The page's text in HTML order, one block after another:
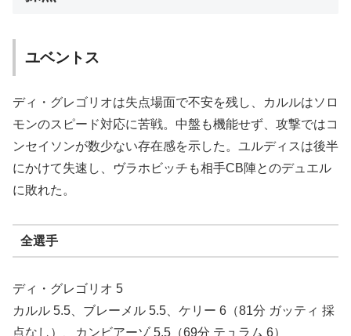
ユベントス
ディ・グレゴリオは失点場面で不安を残し、カルルはソロ
モンのスピード対応に苦戦。中盤も機能せず、攻撃ではコ
ンセイソンが数少ない存在感を示した。ユルディスは後半
にかけて失速し、ヴラホビッチも相手CB陣とのデュエル
に敗れた。
全選手
ディ・グレゴリオ 5
カルル 5.5、ブレーメル 5.5、ケリー 6（81分 ガッティ 採
点なし）、カンビアーゾ 5.5（69分 テュラム 6）